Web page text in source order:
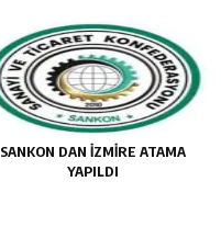
SANKON DAN İZMİRE ATAMA
YAPILDI